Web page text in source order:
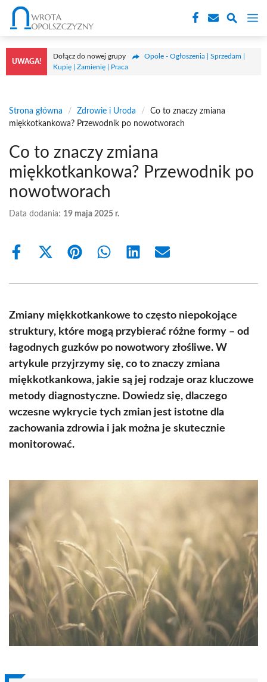
Przejdź
treści
UWAGA!
Dołącz do nowej grupy
Opole - Ogłoszenia | Sprzedam |
Kupię | Zamienię | Praca
Strona główna / Zdrowie i Uroda /
Co to znaczy zmiana
miękkotkankowa? Przewodnik po nowotworach
Co to znaczy zmiana
miękkotkankowa? Przewodnik po
nowotworach
Data dodania: 19 maja 2025 r.
Share
Share
(Twitter)
Share Share Share Share
Zmiany miękkotkankowe to często niepokojące
struktury, które mogą przybierać różne formy – od
łagodnych guzków po nowotwory złośliwe. W
artykule przyjrzymy się, co to znaczy zmiana
miękkotkankowa, jakie są jej rodzaje oraz kluczowe
metody diagnostyczne. Dowiedz się, dlaczego
wczesne wykrycie tych zmian jest istotne dla
zachowania zdrowia i jak można je skutecznie
monitorować.